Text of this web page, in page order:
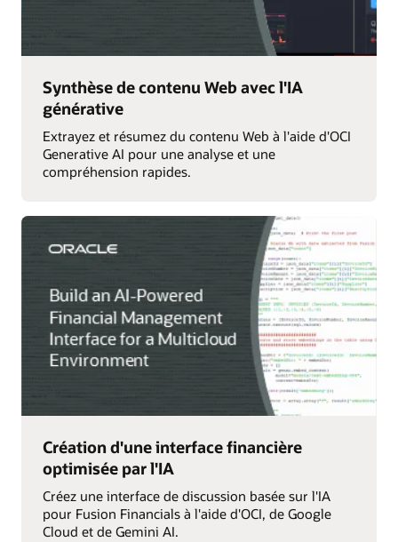
Synthèse de contenu Web avec l'IA
générative
Extrayez et résumez du contenu Web à l'aide d'OCI
Generative AI pour une analyse et une
compréhension rapides.
Création d'une interface financière
optimisée par l'IA
Créez une interface de discussion basée sur l'IA
pour Fusion Financials à l'aide d'OCI, de Google
Cloud et de Gemini AI.